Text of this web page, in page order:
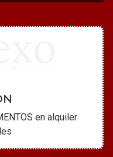
en alquiler